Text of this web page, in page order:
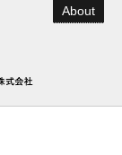
About